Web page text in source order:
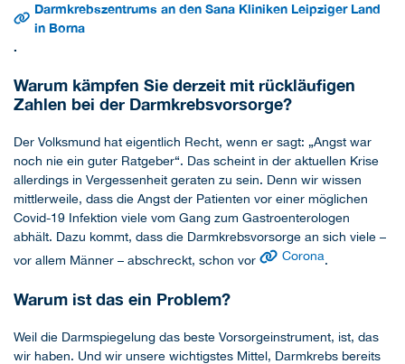
Darmkrebszentrums an den Sana Kliniken Leipziger Land
in Borna
.
Warum kämpfen Sie derzeit mit rückläufigen
Zahlen bei der Darmkrebsvorsorge?
Der Volksmund hat eigentlich Recht, wenn er sagt: „Angst war
noch nie ein guter Ratgeber“. Das scheint in der aktuellen Krise
allerdings in Vergessenheit geraten zu sein. Denn wir wissen
mittlerweile, dass die Angst der Patienten vor einer möglichen
Covid-19 Infektion viele vom Gang zum Gastroenterologen
abhält. Dazu kommt, dass die Darmkrebsvorsorge an sich viele –
vor allem Männer – abschreckt, schon vor
Corona.
Warum ist das ein Problem?
Weil die Darmspiegelung das beste Vorsorgeinstrument, ist, das
wir haben. Und wir unsere wichtigstes Mittel, Darmkrebs bereits